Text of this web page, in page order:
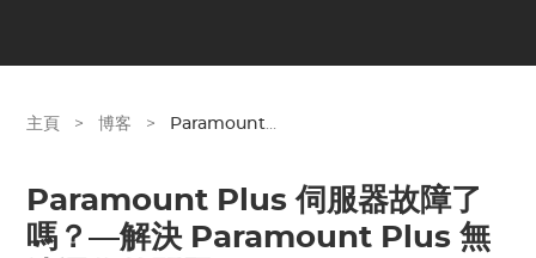
主頁 > 博客 > Paramount Plus
Paramount Plus 伺服器故障了
嗎？—解決 Paramount Plus 無